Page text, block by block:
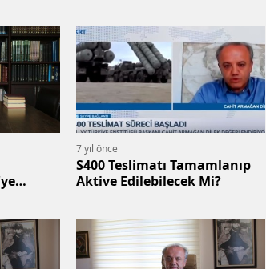
7 yıl önce
S400 Teslimatı Tamamlanıp
Aktive Edilebilecek Mi?